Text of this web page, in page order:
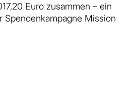
Euro zusammen – ein
Spendenkampagne Mission